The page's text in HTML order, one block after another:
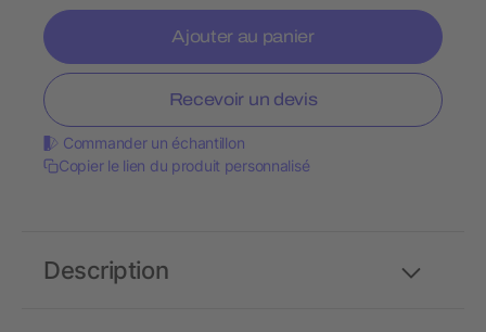
Ajouter au panier
Recevoir un devis
Commander un échantillon
Copier le lien du produit personnalisé
Description